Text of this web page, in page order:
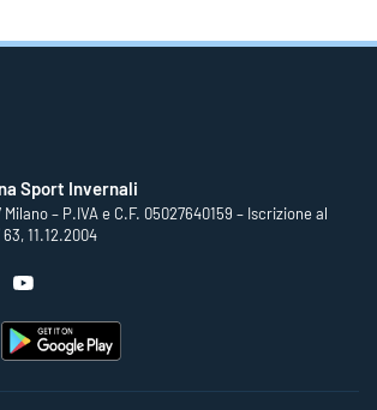
Sport Invernali
– P.IVA e C.F. 05027640159 – Iscrizione al
11.12.2004